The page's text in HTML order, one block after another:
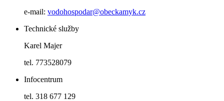
e-mail: vodohospodar@obeckamyk.cz
Technické služby
Karel Majer
tel. 773528079
Infocentrum
tel. 318 677 129